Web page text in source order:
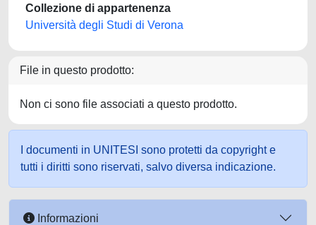
Collezione di appartenenza
Università degli Studi di Verona
File in questo prodotto:
Non ci sono file associati a questo prodotto.
I documenti in UNITESI sono protetti da copyright e
tutti i diritti sono riservati, salvo diversa indicazione.
Informazioni